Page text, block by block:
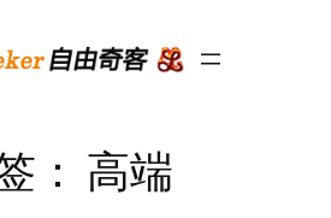
： 高端